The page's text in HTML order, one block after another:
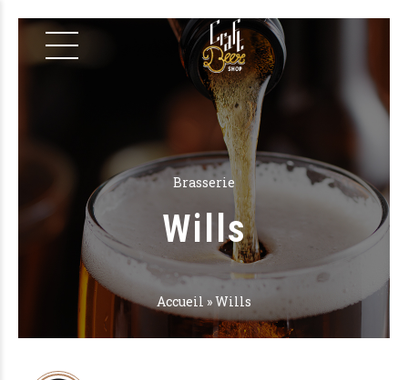
Brasserie
Wills
Accueil »Wills